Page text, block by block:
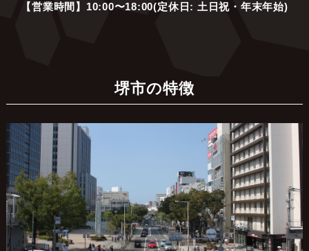
【営業時間】10:00〜18:00(定休日: 土日祝・年末年始)
堺市の特徴